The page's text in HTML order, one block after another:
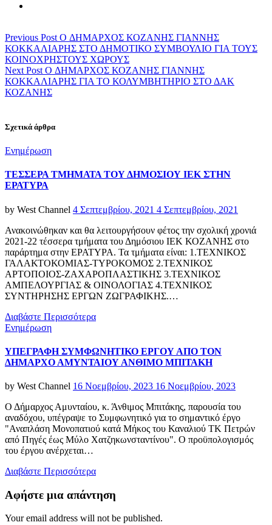
Previous Post O ΔΗΜΑΡΧΟΣ ΚΟΖΑΝΗΣ ΓΙΑΝΝΗΣ
ΚΟΚΚΑΛΙΑΡΗΣ ΣΤΟ ΔΗΜΟΤΙΚΟ ΣΥΜΒΟΥΛΙΟ ΓΙΑ ΤΟΥΣ
ΚΟΙΝΟΧΡΗΣΤΟΥΣ ΧΩΡΟΥΣ
Next Post O ΔΗΜΑΡΧΟΣ ΚΟΖΑΝΗΣ ΓΙΑΝΝΗΣ
ΚΟΚΚΑΛΙΑΡΗΣ ΓΙΑ ΤΟ ΚΟΛΥΜΒΗΤΗΡΙΟ ΣΤΟ ΔΑΚ
ΚΟΖΑΝΗΣ
Σχετικά άρθρα
Categories
Ενημέρωση
ΤΕΣΣΕΡΑ ΤΜΗΜΑΤΑ ΤΟΥ ΔΗΜΟΣΙΟΥ ΙΕΚ ΣΤΗΝ
ΕΡΑΤΥΡΑ
by West Channel Posted
4 Σεπτεμβρίου, 2021 4 Σεπτεμβρίου, 2021
Ανακοινώθηκαν και θα λειτουργήσουν φέτος την σχολική χρονιά
2021-22 τέσσερα τμήματα του Δημόσιου ΙΕΚ ΚΟΖΑΝΗΣ στο
παράρτημα στην ΕΡΑΤΥΡΑ. Τα τμήματα είναι: 1.ΤΕΧΝΙΚΟΣ
ΓΑΛΑΚΤΟΚΟΜΙΑΣ-ΤΥΡΟΚΟΜΟΣ 2.ΤΕΧΝΙΚΟΣ
ΑΡΤΟΠΟΙΟΣ-ΖΑΧΑΡΟΠΛΑΣΤΙΚΗΣ 3.ΤΕΧΝΙΚΟΣ
ΑΜΠΕΛΟΥΡΓΙΑΣ & ΟΙΝΟΛΟΓΙΑΣ 4.ΤΕΧΝΙΚΟΣ
ΣΥΝΤΗΡΗΣΗΣ ΕΡΓΩΝ ΖΩΓΡΑΦΙΚΗΣ.…
Διαβάστε Περισσότερα
Categories
Ενημέρωση
ΥΠΕΓΡΑΦΗ ΣΥΜΦΩΝΗΤΙΚΟ ΕΡΓΟΥ ΑΠΟ ΤΟΝ
ΔΗΜΑΡΧΟ ΑΜΥΝΤΑΙΟΥ ΑΝΘΙΜΟ ΜΠΙΤΑΚΗ
by West Channel Posted
16 Νοεμβρίου, 2023 16 Νοεμβρίου, 2023
Ο Δήμαρχος Αμυνταίου, κ. Άνθιμος Μπιτάκης, παρουσία του
αναδόχου, υπέγραψε το Συμφωνητικό για το σημαντικό έργο
"Αναπλάση Μονοπατιού κατά Μήκος του Καναλιού ΤΚ Πετρών
από Πηγές έως Μύλο Χατζηκωνσταντίνου". Ο προϋπολογισμός
του έργου ανέρχεται…
Διαβάστε Περισσότερα
Αφήστε μια απάντηση
Your email address will not be published.